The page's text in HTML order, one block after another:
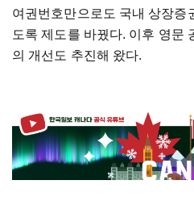
여권번호만으로도 국내 상장증
도록 제도를 바꿨다. 이후 영문
의 개선도 추진해 왔다.